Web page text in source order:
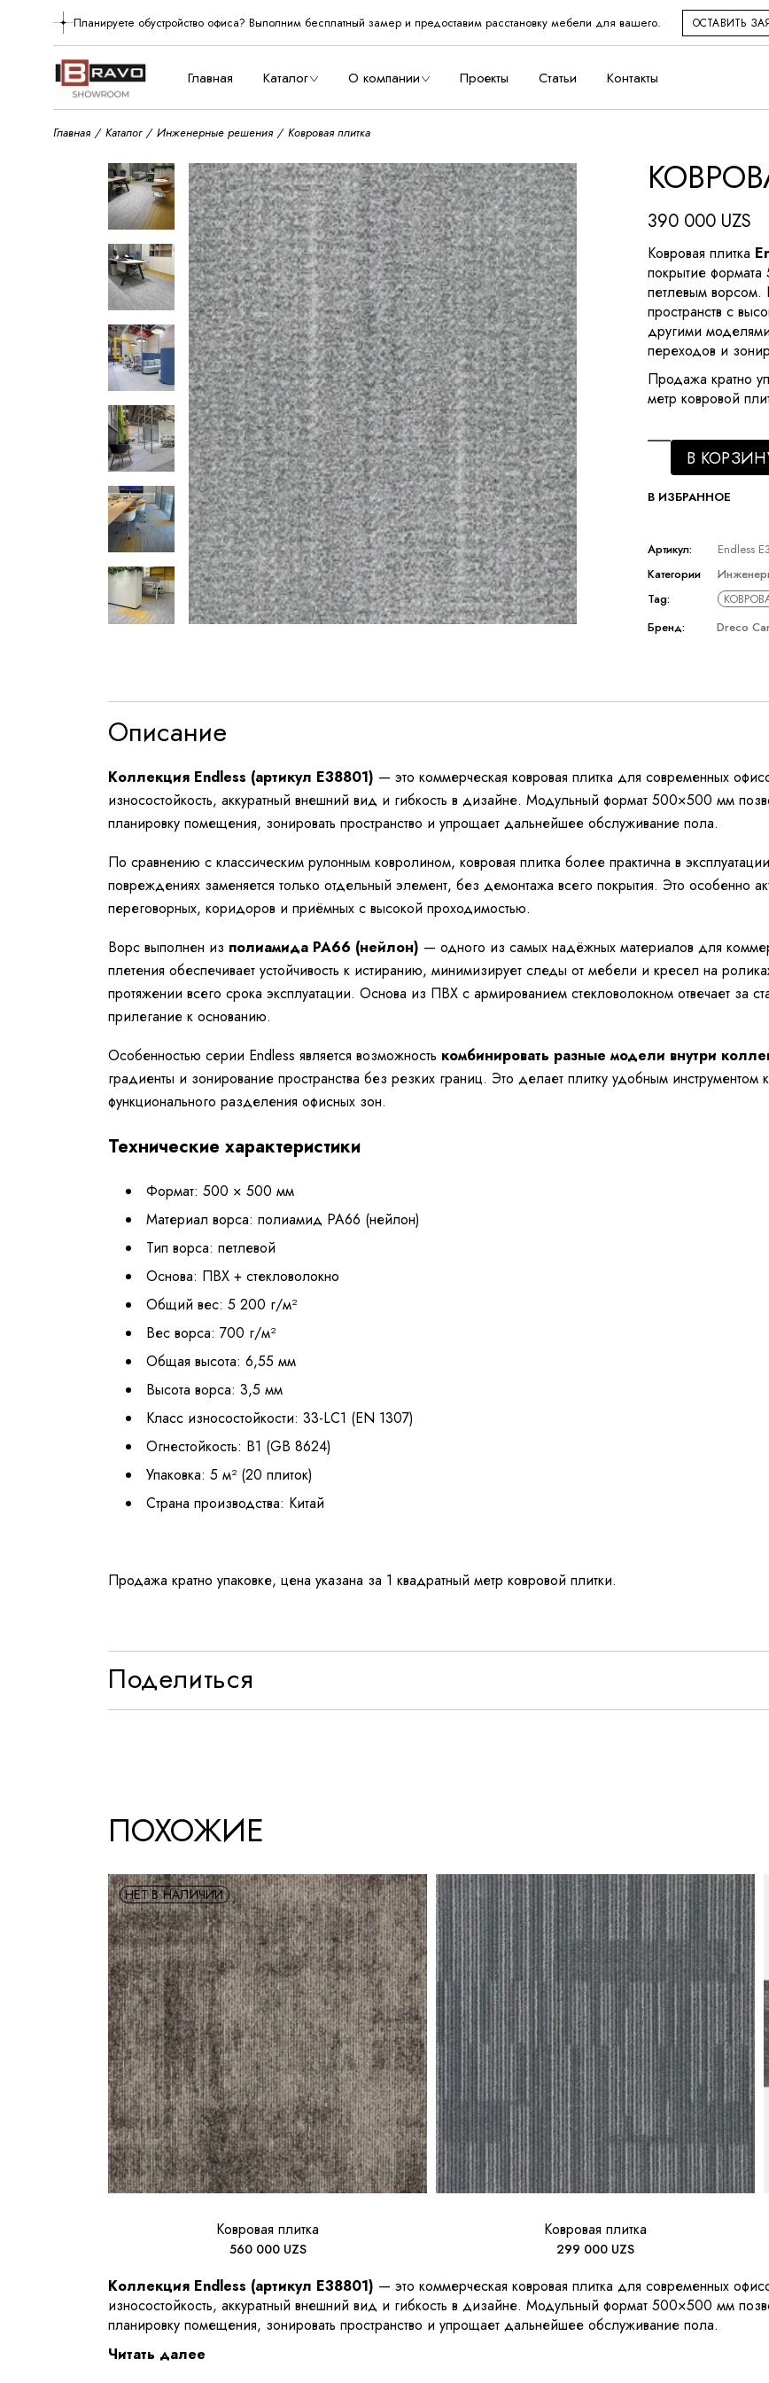
Планируете обустройство офиса? Выполним бесплатный замер и предоставим расстановку мебели для вашего. ОСТАВИТЬ
Главная Каталог О компании
О нас
Производство
Проекты Статьи Контакты
О нас
Главная Каталог Инженерные решения Ковровая плитка
390 000 UZS
Ковровая плитка
покрытие
петлевым
пространств с
другими
переходов и
Продажа кратно
метр ковровой
В
В ИЗБРАННОЕ
Артикул:
Endless
Категории
Tag:
Бренд:
Dreco
Описание
Коллекция Endless (артикул E38801) — это коммерческая ковровая плитка для современных
износостойкость, аккуратный внешний вид и гибкость в дизайне. Модульный формат 500×500 мм
планировку помещения, зонировать пространство и упрощает дальнейшее обслуживание пола.
По сравнению с классическим рулонным ковролином, ковровая плитка более практична в
повреждениях заменяется только отдельный элемент, без демонтажа всего покрытия. Это особенно
переговорных, коридоров и приёмных с высокой проходимостью.
Ворс выполнен из полиамида PA66 (нейлон) — одного из самых надёжных материалов для
плетения обеспечивает устойчивость к истиранию, минимизирует следы от мебели и кресел на
протяжении всего срока эксплуатации. Основа из ПВХ с армированием стекловолокном отвечает за
прилегание к основанию.
Особенностью серии Endless является возможность комбинировать разные модели внутри
градиенты и зонирование пространства без резких границ. Это делает плитку удобным
функционального разделения офисных зон.
Технические характеристики
Формат: 500 × 500 мм
Материал ворса: полиамид PA66 (нейлон)
Тип ворса: петлевой
Основа: ПВХ + стекловолокно
Общий вес: 5 200 г/м²
Вес ворса: 700 г/м²
Общая высота: 6,55 мм
Высота ворса: 3,5 мм
Класс износостойкости: 33-LC1 (EN 1307)
Огнестойкость: B1 (GB 8624)
Упаковка: 5 м² (20 плиток)
Страна производства: Китай
Продажа кратно упаковке, цена указана за 1 квадратный метр ковровой плитки.
Поделиться
ПОХОЖИЕ
НЕТ В НАЛИЧИИ
Ковровая плитка
560 000 UZS
Ковровая плитка
299 000 UZS
Коллекция Endless (артикул E38801) — это коммерческая ковровая плитка для современных
износостойкость, аккуратный внешний вид и гибкость в дизайне. Модульный формат 500×500 мм
планировку помещения, зонировать пространство и упрощает дальнейшее обслуживание пола.
По сравнению с классическим рулонным ковролином, ковровая плитка более практична в
Читать далее